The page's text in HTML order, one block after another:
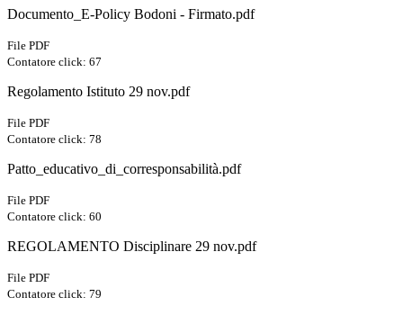
Documento_E-Policy Bodoni - Firmato.pdf
File PDF
Contatore click: 67
Regolamento Istituto 29 nov.pdf
File PDF
Contatore click: 78
Patto_educativo_di_corresponsabilità.pdf
File PDF
Contatore click: 60
REGOLAMENTO Disciplinare 29 nov.pdf
File PDF
Contatore click: 79